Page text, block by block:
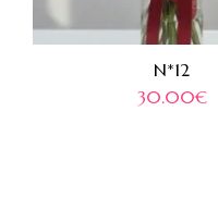
N*12
30.00€